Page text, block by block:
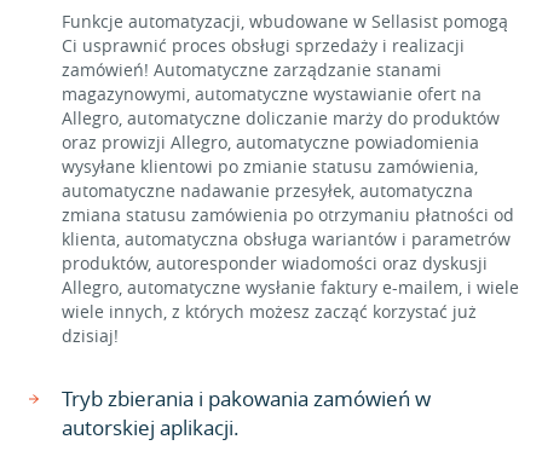
Funkcje automatyzacji, wbudowane w Sellasist pomogą
Ci usprawnić proces obsługi sprzedaży i realizacji
zamówień! Automatyczne zarządzanie stanami
magazynowymi, automatyczne wystawianie ofert na
Allegro, automatyczne doliczanie marży do produktów
oraz prowizji Allegro, automatyczne powiadomienia
wysyłane klientowi po zmianie statusu zamówienia,
automatyczne nadawanie przesyłek, automatyczna
zmiana statusu zamówienia po otrzymaniu płatności od
klienta, automatyczna obsługa wariantów i parametrów
produktów, autoresponder wiadomości oraz dyskusji
Allegro, automatyczne wysłanie faktury e-mailem, i wiele
wiele innych, z których możesz zacząć korzystać już
dzisiaj!
Tryb zbierania i pakowania zamówień w
autorskiej aplikacji.